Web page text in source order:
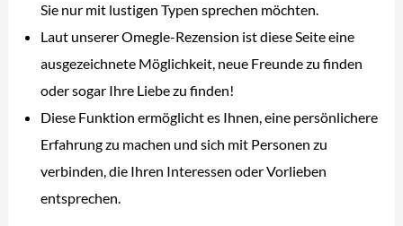
Sie nur mit lustigen Typen sprechen möchten.
Laut unserer Omegle-Rezension ist diese Seite eine
ausgezeichnete Möglichkeit, neue Freunde zu finden
oder sogar Ihre Liebe zu finden!
Diese Funktion ermöglicht es Ihnen, eine persönlichere
Erfahrung zu machen und sich mit Personen zu
verbinden, die Ihren Interessen oder Vorlieben
entsprechen.